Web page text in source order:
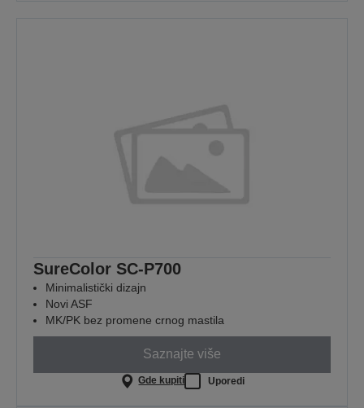
SureColor SC-P700
Minimalistički dizajn
Novi ASF
MK/PK bez promene crnog mastila
Saznajte više
Gde kupiti Uporedi